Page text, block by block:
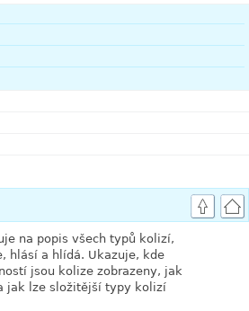
na popis všech typů kolizí,
hlásí a hlídá. Ukazuje, kde
jsou kolize zobrazeny, jak
jak lze složitější typy kolizí